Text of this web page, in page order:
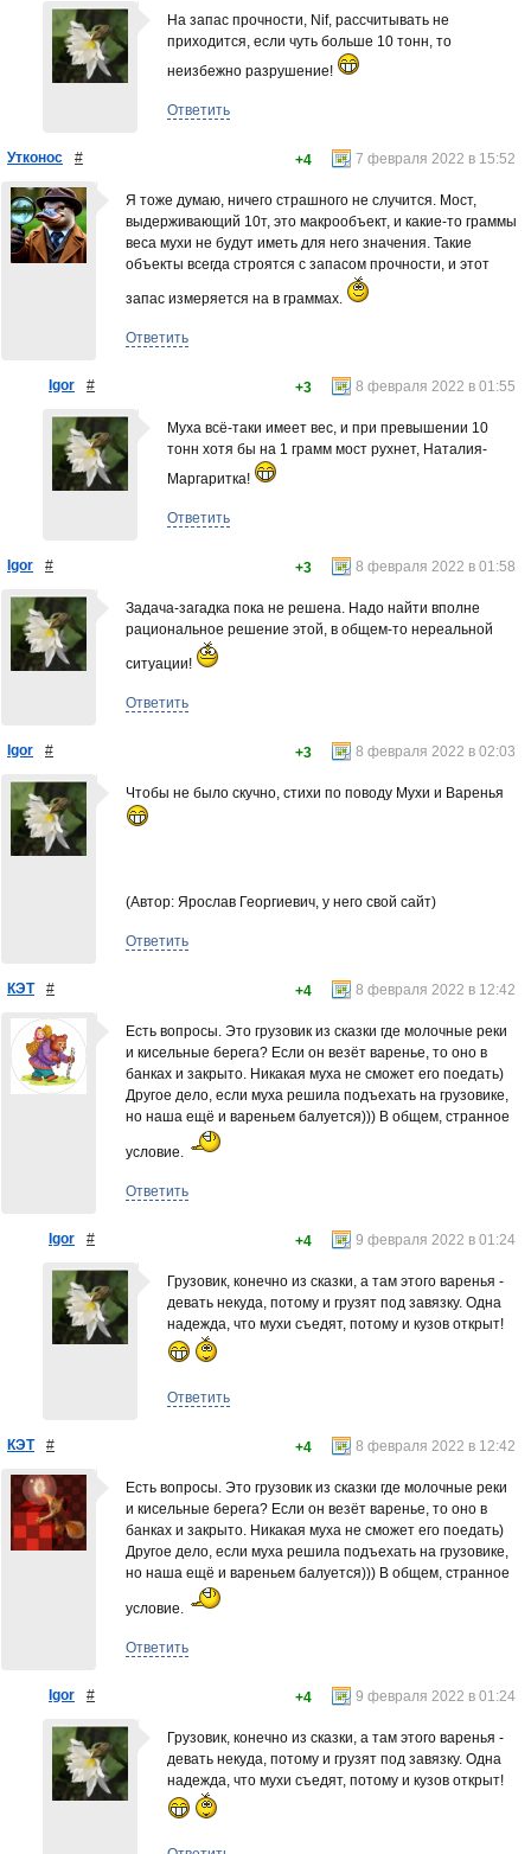
На запас прочности, Nif, рассчитывать не
приходится, если чуть больше 10 тонн, то
неизбежно разрушение!
Ответить
Утконос # 7 февраля 2022 в 15:52
+4
Я тоже думаю, ничего страшного не случится. Мост,
выдерживающий 10т, это макрообъект, и какие-то граммы
веса мухи не будут иметь для него значения. Такие
объекты всегда строятся с запасом прочности, и этот
запас измеряется на в граммах.
Ответить
Igor # 8 февраля 2022 в 01:55
+3
Муха всё-таки имеет вес, и при превышении 10
тонн хотя бы на 1 грамм мост рухнет, Наталия-
Маргаритка!
Ответить
Igor # 8 февраля 2022 в 01:58
+3
Задача-загадка пока не решена. Надо найти вполне
рациональное решение этой, в общем-то нереальной
ситуации!
Ответить
Igor # 8 февраля 2022 в 02:03
+3
Чтобы не было скучно, стихи по поводу Мухи и Варенья
(Автор: Ярослав Георгиевич, у него свой сайт)
Ответить
КЭТ # 8 февраля 2022 в 12:42
+4
Есть вопросы. Это грузовик из сказки где молочные реки
и кисельные берега? Если он везёт варенье, то оно в
банках и закрыто. Никакая муха не сможет его поедать)
Другое дело, если муха решила подъехать на грузовике,
но наша ещё и вареньем балуется))) В общем, странное
условие.
Ответить
Igor # 9 февраля 2022 в 01:24
+4
Грузовик, конечно из сказки, а там этого варенья -
девать некуда, потому и грузят под завязку. Одна
надежда, что мухи съедят, потому и кузов открыт!
Ответить
КЭТ # 8 февраля 2022 в 12:42
+4
Есть вопросы. Это грузовик из сказки где молочные реки
и кисельные берега? Если он везёт варенье, то оно в
банках и закрыто. Никакая муха не сможет его поедать)
Другое дело, если муха решила подъехать на грузовике,
но наша ещё и вареньем балуется))) В общем, странное
условие.
Ответить
Igor # 9 февраля 2022 в 01:24
+4
Грузовик, конечно из сказки, а там этого варенья -
девать некуда, потому и грузят под завязку. Одна
надежда, что мухи съедят, потому и кузов открыт!